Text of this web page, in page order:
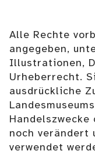
Alle Rechte
angegeben,
Illustrationen,
Urheberrecht.
ausdrückliche
noch verändert
verwendet